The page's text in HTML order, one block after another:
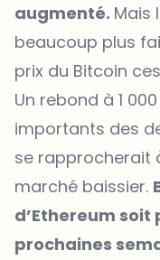
augmenté. Mais
beaucoup plus
prix du Bitcoin
Un rebond à 1
importants des
se rapprocherait
marché baissier.
d’Ethereum soit
prochaines